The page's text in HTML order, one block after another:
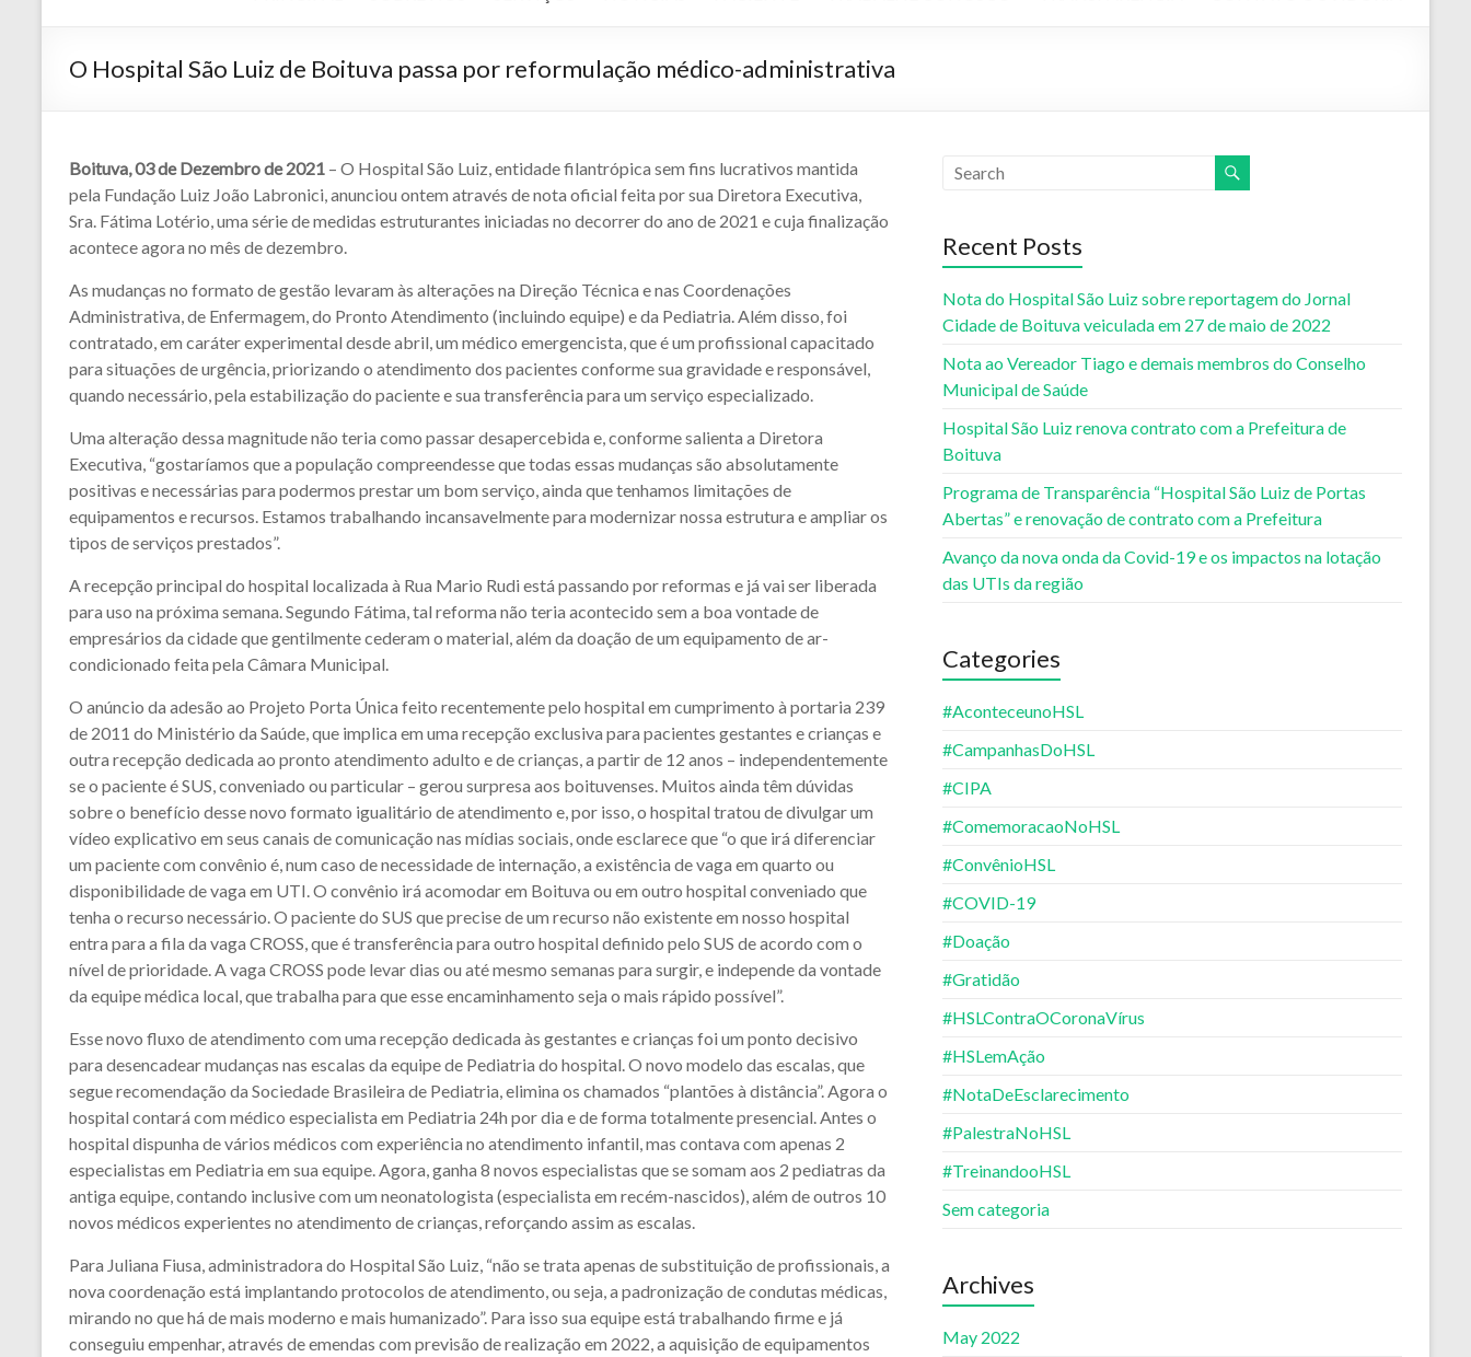
O Hospital São Luiz de Boituva passa por reformulação médico-administrativa
Boituva, 03 de Dezembro de 2021 – O Hospital São Luiz, entidade filantrópica sem fins lucrativos mantida
pela Fundação Luiz João Labronici, anunciou ontem através de nota oficial feita por sua Diretora Executiva,
Sra. Fátima Lotério, uma série de medidas estruturantes iniciadas no decorrer do ano de 2021 e cuja finalização
acontece agora no mês de dezembro.
As mudanças no formato de gestão levaram às alterações na Direção Técnica e nas Coordenações
Administrativa, de Enfermagem, do Pronto Atendimento (incluindo equipe) e da Pediatria. Além disso, foi
contratado, em caráter experimental desde abril, um médico emergencista, que é um profissional capacitado
para situações de urgência, priorizando o atendimento dos pacientes conforme sua gravidade e responsável,
quando necessário, pela estabilização do paciente e sua transferência para um serviço especializado.
Uma alteração dessa magnitude não teria como passar desapercebida e, conforme salienta a Diretora
Executiva, “gostaríamos que a população compreendesse que todas essas mudanças são absolutamente
positivas e necessárias para podermos prestar um bom serviço, ainda que tenhamos limitações de
equipamentos e recursos. Estamos trabalhando incansavelmente para modernizar nossa estrutura e ampliar os
tipos de serviços prestados”.
A recepção principal do hospital localizada à Rua Mario Rudi está passando por reformas e já vai ser liberada
para uso na próxima semana. Segundo Fátima, tal reforma não teria acontecido sem a boa vontade de
empresários da cidade que gentilmente cederam o material, além da doação de um equipamento de ar-
condicionado feita pela Câmara Municipal.
O anúncio da adesão ao Projeto Porta Única feito recentemente pelo hospital em cumprimento à portaria 239
de 2011 do Ministério da Saúde, que implica em uma recepção exclusiva para pacientes gestantes e crianças e
outra recepção dedicada ao pronto atendimento adulto e de crianças, a partir de 12 anos – independentemente
se o paciente é SUS, conveniado ou particular – gerou surpresa aos boituvenses. Muitos ainda têm dúvidas
sobre o benefício desse novo formato igualitário de atendimento e, por isso, o hospital tratou de divulgar um
vídeo explicativo em seus canais de comunicação nas mídias sociais, onde esclarece que “o que irá diferenciar
um paciente com convênio é, num caso de necessidade de internação, a existência de vaga em quarto ou
disponibilidade de vaga em UTI. O convênio irá acomodar em Boituva ou em outro hospital conveniado que
tenha o recurso necessário. O paciente do SUS que precise de um recurso não existente em nosso hospital
entra para a fila da vaga CROSS, que é transferência para outro hospital definido pelo SUS de acordo com o
nível de prioridade. A vaga CROSS pode levar dias ou até mesmo semanas para surgir, e independe da vontade
da equipe médica local, que trabalha para que esse encaminhamento seja o mais rápido possível”.
Esse novo fluxo de atendimento com uma recepção dedicada às gestantes e crianças foi um ponto decisivo
para desencadear mudanças nas escalas da equipe de Pediatria do hospital. O novo modelo das escalas, que
segue recomendação da Sociedade Brasileira de Pediatria, elimina os chamados “plantões à distância”. Agora o
hospital contará com médico especialista em Pediatria 24h por dia e de forma totalmente presencial. Antes o
hospital dispunha de vários médicos com experiência no atendimento infantil, mas contava com apenas 2
especialistas em Pediatria em sua equipe. Agora, ganha 8 novos especialistas que se somam aos 2 pediatras da
antiga equipe, contando inclusive com um neonatologista (especialista em recém-nascidos), além de outros 10
novos médicos experientes no atendimento de crianças, reforçando assim as escalas.
Para Juliana Fiusa, administradora do Hospital São Luiz, “não se trata apenas de substituição de profissionais, a
nova coordenação está implantando protocolos de atendimento, ou seja, a padronização de condutas médicas,
mirando no que há de mais moderno e mais humanizado”. Para isso sua equipe está trabalhando firme e já
conseguiu empenhar, através de emendas com previsão de realização em 2022, a aquisição de equipamentos
Recent Posts
Nota do Hospital São Luiz sobre reportagem do Jornal
Cidade de Boituva veiculada em 27 de maio de 2022
Nota ao Vereador Tiago e demais membros do Conselho
Municipal de Saúde
Hospital São Luiz renova contrato com a Prefeitura de
Boituva
Programa de Transparência “Hospital São Luiz de Portas
Abertas” e renovação de contrato com a Prefeitura
Avanço da nova onda da Covid-19 e os impactos na lotação
das UTIs da região
Categories
#AconteceunoHSL
#CampanhasDoHSL
#CIPA
#ComemoracaoNoHSL
#ConvênioHSL
#COVID-19
#Doação
#Gratidão
#HSLContraOCoronaVírus
#HSLemAção
#NotaDeEsclarecimento
#PalestraNoHSL
#TreinandooHSL
Sem categoria
Archives
May 2022